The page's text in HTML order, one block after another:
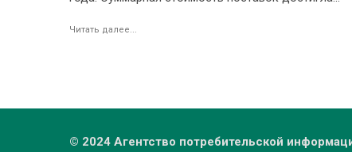
Читать далее...
© 2024 Агентство потребительской